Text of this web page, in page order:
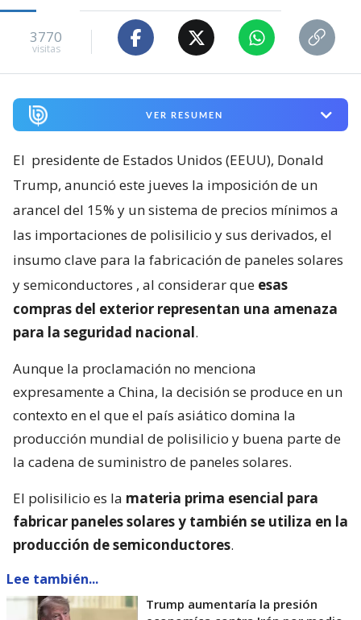
3770
visitas
VER RESUMEN
El presidente de Estados Unidos (EEUU), Donald
Trump, anunció este jueves la imposición de un
arancel del 15% y un sistema de precios mínimos a
las importaciones de polisilicio y sus derivados, el
insumo clave para la fabricación de paneles solares
y semiconductores , al considerar que esas
compras del exterior representan una amenaza
para la seguridad nacional.
Aunque la proclamación no menciona
expresamente a China, la decisión se produce en un
contexto en el que el país asiático domina la
producción mundial de polisilicio y buena parte de
la cadena de suministro de paneles solares.
El polisilicio es la materia prima esencial para
fabricar paneles solares y también se utiliza en la
producción de semiconductores.
Lee también...
Trump aumentaría la presión